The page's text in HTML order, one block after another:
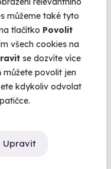
můžeme také tyto
tlačítko Povolit
všech cookies na
se dozvíte více
povolit jen
kdykoliv odvolat
Upravit
sbírkou